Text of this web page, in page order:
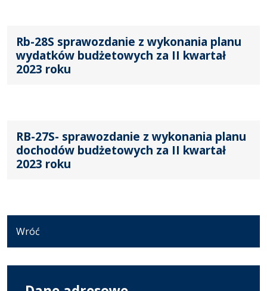
Rb-28S sprawozdanie z wykonania planu
wydatków budżetowych za II kwartał
2023 roku
RB-27S- sprawozdanie z wykonania planu
dochodów budżetowych za II kwartał
2023 roku
Wróć